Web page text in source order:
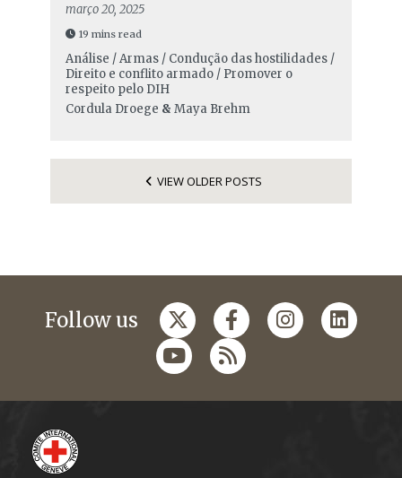
março 20, 2025
19 mins read
Análise / Armas / Condução das hostilidades /
Direito e conflito armado / Promover o
respeito pelo DIH
Cordula Droege & Maya Brehm
VIEW OLDER POSTS
Follow us